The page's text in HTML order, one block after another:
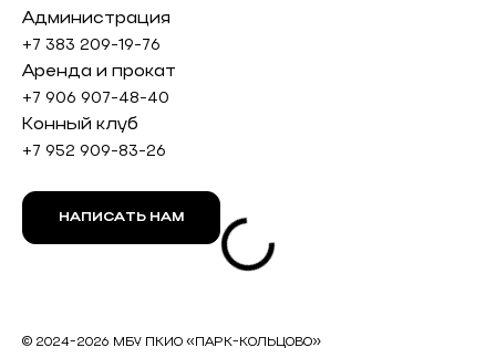
Администрация
+7 383 209-19-76
Аренда и прокат
+7 906 907-48-40
Конный клуб
+7 952 909-83-26
НАПИСАТЬ НАМ
© 2024-2026 МБУ ПКИО «ПАРК-КОЛЬЦОВО»